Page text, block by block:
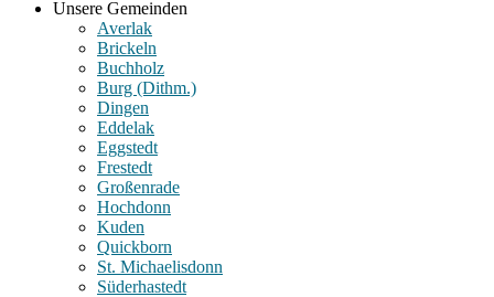
Unsere Gemeinden
Averlak
Brickeln
Buchholz
Burg (Dithm.)
Dingen
Eddelak
Eggstedt
Frestedt
Großenrade
Hochdonn
Kuden
Quickborn
St. Michaelisdonn
Süderhastedt